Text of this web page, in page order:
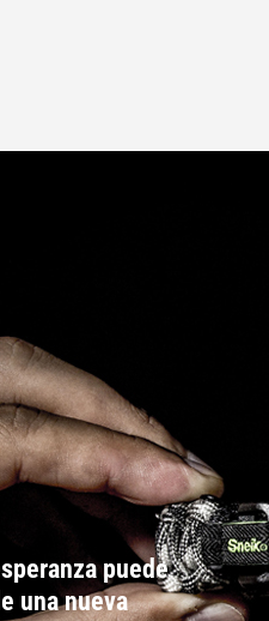
puede
una nueva